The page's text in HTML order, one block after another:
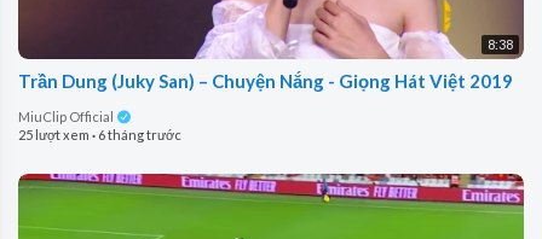
8:38
Trần Dung (Juky San) – Chuyện Nắng - Giọng Hát Việt 2019
MiuClip Official
25 lượt xem · 6 tháng trước